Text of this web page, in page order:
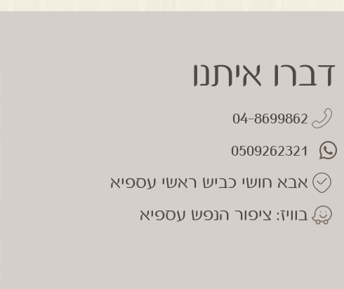
דברו איתנו
04-8699862
0509262321
אבא חושי כביש ראשי עספיא
בוויז: ציפור הנפש עספיא